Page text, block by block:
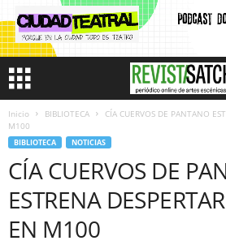
Inicio BIBLIOTECA
CÍA CUERVOS DE PANTANO
M100
BIBLIOTECA NOTICIAS
CÍA CUERVOS DE
ESTRENA
EN M100